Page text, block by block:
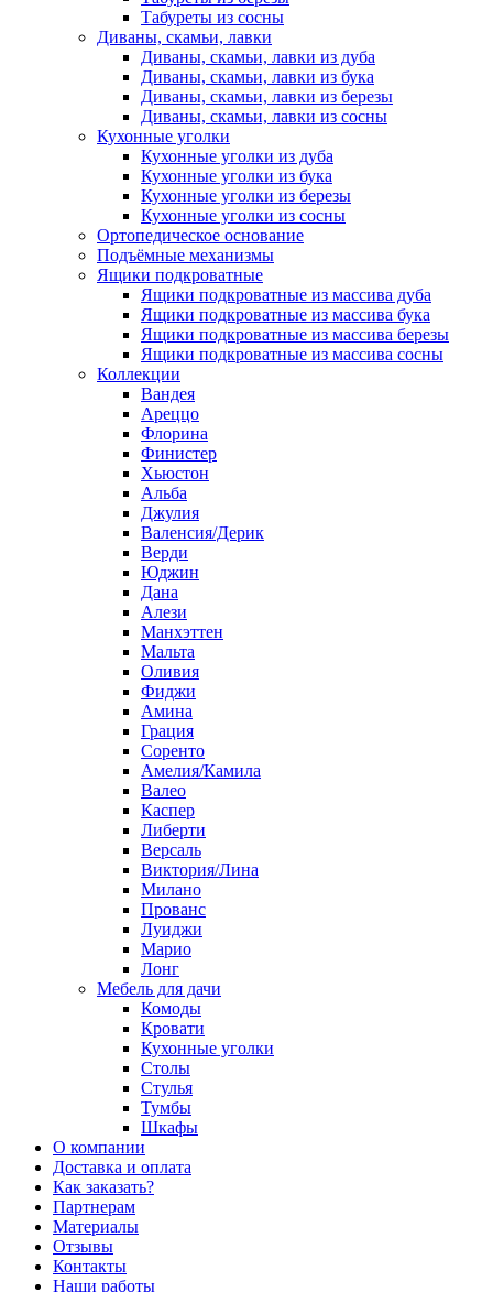
Табуреты из сосны
Диваны, скамьи, лавки
Диваны, скамьи, лавки из дуба
Диваны, скамьи, лавки из бука
Диваны, скамьи, лавки из березы
Диваны, скамьи, лавки из сосны
Кухонные уголки
Кухонные уголки из дуба
Кухонные уголки из бука
Кухонные уголки из березы
Кухонные уголки из сосны
Ортопедическое основание
Подъёмные механизмы
Ящики подкроватные
Ящики подкроватные из массива дуба
Ящики подкроватные из массива бука
Ящики подкроватные из массива березы
Ящики подкроватные из массива сосны
Коллекции
Вандея
Ареццо
Флорина
Финистер
Хьюстон
Альба
Джулия
Валенсия/Дерик
Верди
Юджин
Дана
Алези
Манхэттен
Мальта
Оливия
Фиджи
Амина
Грация
Соренто
Амелия/Камила
Валео
Каспер
Либерти
Версаль
Виктория/Лина
Милано
Прованс
Луиджи
Марио
Лонг
Мебель для дачи
Комоды
Кровати
Кухонные уголки
Столы
Стулья
Тумбы
Шкафы
О компании
Доставка и оплата
Как заказать?
Партнерам
Материалы
Отзывы
Контакты
Наши работы